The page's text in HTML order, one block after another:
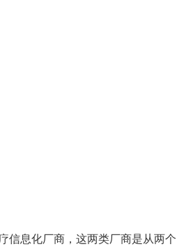
信息化厂商，这两类厂商是从两个